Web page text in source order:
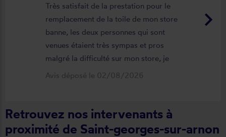
keyboard_arrow_right
Très satisfait de la prestation pour le
remplacement de la toile de mon store
banne, les deux personnes qui sont
venues étaient très sympas et pros
malgré la difficulté sur mon store, je
suis satisfait du résultat et du
de la pose je recommande ????
Avis déposé le 02/08/2026
Retrouvez nos intervenants à
proximité de Saint-georges-sur-arnon